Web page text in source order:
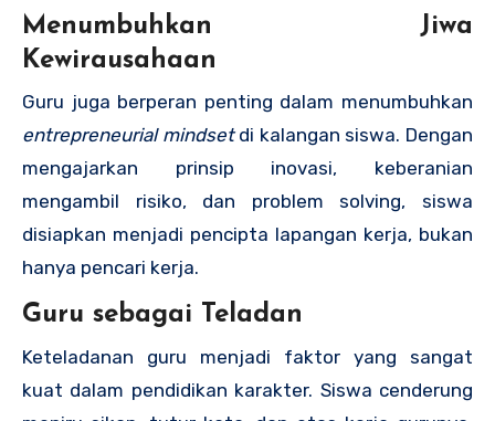
Menumbuhkan Jiwa
Kewirausahaan
Guru juga berperan penting dalam menumbuhkan
entrepreneurial mindsetdi kalangan siswa. Dengan
mengajarkan prinsip inovasi, keberanian
mengambil risiko, dan problem solving, siswa
disiapkan menjadi pencipta lapangan kerja, bukan
hanya pencari kerja.
Guru sebagai Teladan
Keteladanan guru menjadi faktor yang sangat
kuat dalam pendidikan karakter. Siswa cenderung